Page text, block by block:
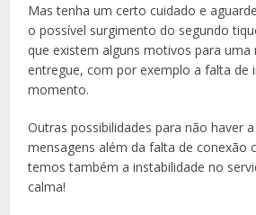
Mas tenha um certo cuidado e
o possível surgimento do segundo
que existem alguns motivos para
entregue, com por exemplo a falta de
momento.
Outras possibilidades para não haver
mensagens além da falta de conexão
temos também a instabilidade no
calma!